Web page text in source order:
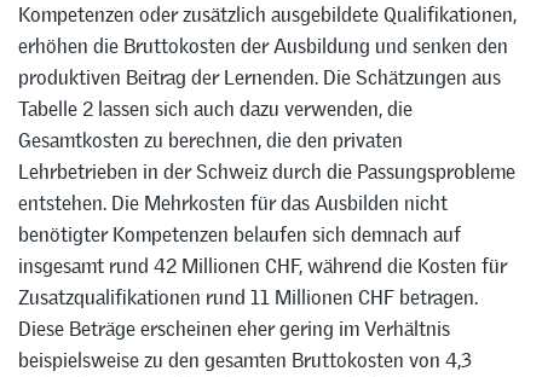
Kompetenzen oder zusätzlich ausgebildete Qualifikationen,
erhöhen die Bruttokosten der Ausbildung und senken den
produktiven Beitrag der Lernenden. Die Schätzungen aus
Tabelle 2 lassen sich auch dazu verwenden, die
Gesamtkosten zu berechnen, die den privaten
Lehrbetrieben in der Schweiz durch die Passungsprobleme
entstehen. Die Mehrkosten für das Ausbilden nicht
benötigter Kompetenzen belaufen sich demnach auf
insgesamt rund 42 Millionen CHF, während die Kosten für
Zusatzqualifikationen rund 11 Millionen CHF betragen.
Diese Beträge erscheinen eher gering im Verhältnis
beispielsweise zu den gesamten Bruttokosten von 4,3